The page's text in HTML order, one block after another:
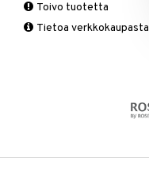
Yskään
Miehet
Multimineraalit
Schizandra
Suorituskyky
Toivo tuotetta
Tietoa verkkokaupasta